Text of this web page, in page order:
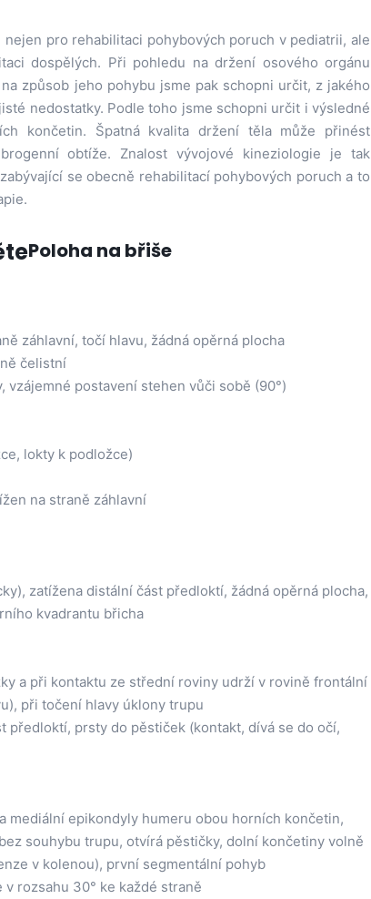
pro rehabilitaci pohybových poruch v pediatrii, ale
dospělých. Při pohledu na držení osového orgánu
způsob jeho pohybu jsme pak schopni určit, z jakého
nedostatky. Podle toho jsme schopni určit i výsledné
končetin. Špatná kvalita držení těla může přinést
obtíže. Znalost vývojové kineziologie je tak
se obecně rehabilitací pohybových poruch a to
Poloha na břiše
záhlavní, točí hlavu, žádná opěrná plocha
čelistní
vzájemné postavení stehen vůči sobě (90°)
lokty k podložce)
na straně záhlavní
zatížena distální část předloktí, žádná opěrná plocha,
kvadrantu břicha
a při kontaktu ze střední roviny udrží v rovině frontální
při točení hlavy úklony trupu
předloktí, prsty do pěstiček (kontakt, dívá se do očí,
mediální epikondyly humeru obou horních končetin,
souhybu trupu, otvírá pěstičky, dolní končetiny volně
v kolenou), první segmentální pohyb
rozsahu 30° ke každé straně